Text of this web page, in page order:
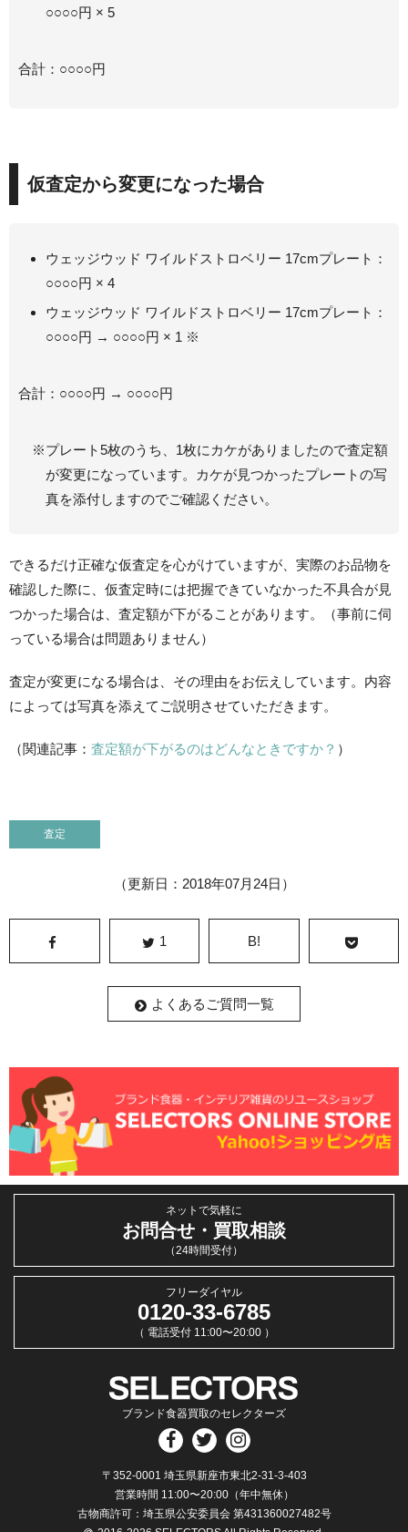
○○○○円 × 5
合計：○○○○円
仮査定から変更になった場合
ウェッジウッド ワイルドストロベリー 17cmプレート：
○○○○円 × 4
ウェッジウッド ワイルドストロベリー 17cmプレート：
○○○○円 → ○○○○円 × 1 ※
合計：○○○○円 → ○○○○円
プレート5枚のうち、1枚にカケがありましたので査定額
が変更になっています。カケが見つかったプレートの写
真を添付しますのでご確認ください。
できるだけ正確な仮査定を心がけていますが、実際のお品物を
確認した際に、仮査定時には把握できていなかった不具合が見
つかった場合は、査定額が下がることがあります。（事前に伺
っている場合は問題ありません）
査定が変更になる場合は、その理由をお伝えしています。内容
によっては写真を添えてご説明させていただきます。
（関連記事： 査定額が下がるのはどんなときですか？ ）
査定
（更新日：2018年07月24日）
1 B!
よくあるご質問一覧
ネットで気軽に
お問合せ・買取相談
（24時間受付）
フリーダイヤル
0120-33-6785
（ 電話受付 11:00〜20:00 ）
ブランド食器買取のセレクターズ
〒352-0001 埼玉県新座市東北2-31-3-403
営業時間 11:00〜20:00（年中無休）
古物商許可：埼玉県公安委員会 第431360027482号